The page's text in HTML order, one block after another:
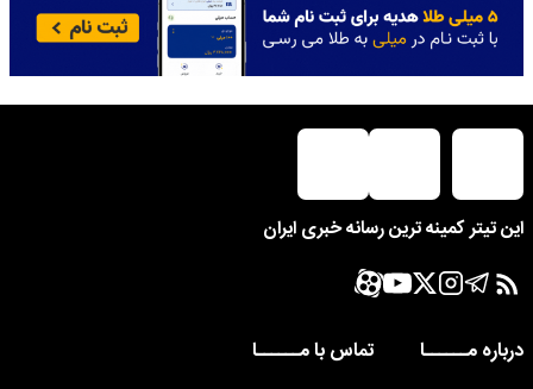
این تیتر کمینه ترین رسانه خبری ایران
درباره مــــــا
تماس با مــــــا